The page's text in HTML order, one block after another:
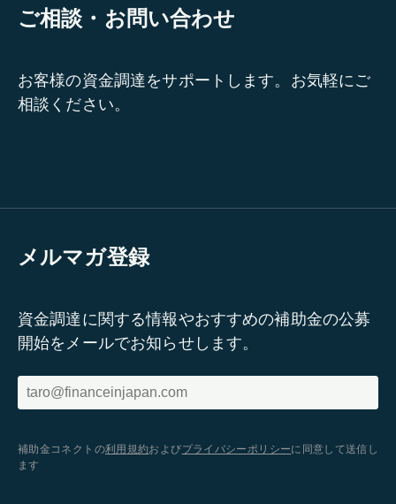
ご相談・お問い合わせ
お客様の資金調達をサポートします。お気軽にご
相談ください。
メルマガ登録
資金調達に関する情報やおすすめの補助金の公募
開始をメールでお知らせします。
補助金コネクトの利用規約およびプライバシーポリシーに同意して送信し
ます